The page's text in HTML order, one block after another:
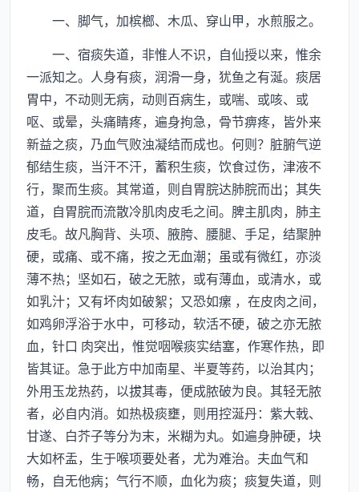
一、脚气，加槟榔、木瓜、穿山甲，水煎服之。
一、宿痰失道，非惟人不识，自仙授以来，惟余
一派知之。人身有痰，润滑一身，犹鱼之有涎。痰居
胃中，不动则无病，动则百病生，或喘、或咳、或
呕、或晕，头痛睛疼，遍身拘急，骨节痹疼，皆外来
新益之痰，乃血气败浊凝结而成也。何则？脏腑气逆
郁结生痰，当汗不汗，蓄积生痰，饮食过伤，津液不
行，聚而生痰。其常道，则自胃脘达肺脘而出；其失
道，自胃脘而流散冷肌肉皮毛之间。脾主肌肉，肺主
皮毛。故凡胸背、头项、腋胯、腰腿、手足，结聚肿
硬，或痛、或不痛，按之无血潮；虽或有微红，亦淡
薄不热；坚如石，破之无脓，或有薄血，或清水，或
如乳汁；又有坏肉如破絮；又恐如瘰 ，在皮肉之间，
如鸡卵浮浴于水中，可移动，软活不硬，破之亦无脓
血，针口 肉突出，惟觉咽喉痰实结塞，作寒作热，即
皆其证。急于此方中加南星、半夏等药，以治其内；
外用玉龙热药，以拔其毒，便成脓破为良。其轻无脓
者，必自内消。如热极痰壅，则用控涎丹：紫大戟、
甘遂、白芥子等分为末，米糊为丸。如遍身肿硬，块
大如杯盂，生于喉项要处者，尤为难治。夫血气和
畅，自无他病；气行不顺，血化为痰；痰复失道，则